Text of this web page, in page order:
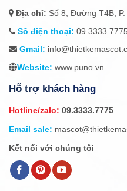
Địa chỉ: Số 8, Đường T4B,
Số điện thoại:
Gmail:
Website: www.puno.vn
Hỗ trợ khách hàng
Hotline/zalo: 09.3333.7775
Email sale:
Kết nối với chúng tôi